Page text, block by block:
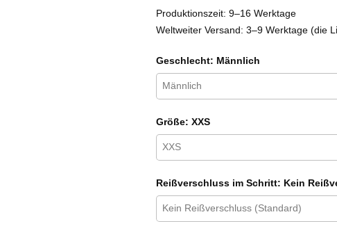
Produktionszeit: 9–16 Werktage
Weltweiter Versand: 3–9 Werktage (die
Geschlecht: Männlich
Größe: XXS
Reißverschluss im Schritt: Kein